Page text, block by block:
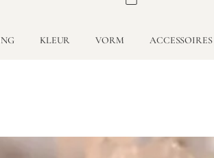
KLEUR VORM ACCESSOIRES